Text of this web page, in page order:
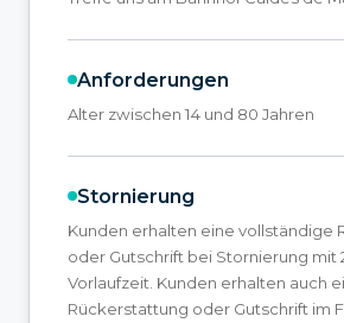
Anforderungen
Alter zwischen 14 und 80 Jahren
Stornierung
Kunden erhalten eine vollständige
oder Gutschrift bei Stornierung mit
Vorlaufzeit. Kunden erhalten auch
Rückerstattung oder Gutschrift im